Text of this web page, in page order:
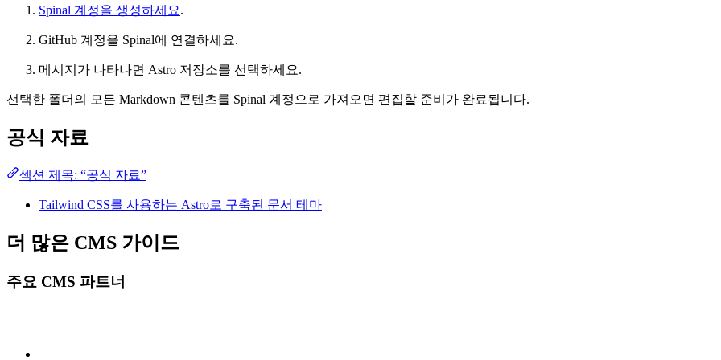
Spinal 계정을 생성하세요.
GitHub 계정을 Spinal에 연결하세요.
메시지가 나타나면 Astro 저장소를 선택하세요.
선택한 폴더의 모든 Markdown 콘텐츠를 Spinal 계정으로 가져오면 편집할 준비가 완료됩니다.
공식 자료
섹션 제목: “공식 자료”
Tailwind CSS를 사용하는 Astro로 구축된 문서 테마
더 많은 CMS 가이드
주요 CMS 파트너